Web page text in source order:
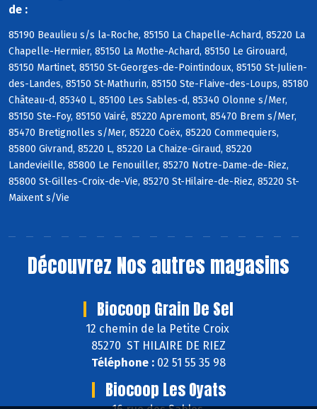
de :
85190 Beaulieu s/s la-Roche, 85150 La Chapelle-Achard, 85220 La
Chapelle-Hermier, 85150 La Mothe-Achard, 85150 Le Girouard,
85150 Martinet, 85150 St-Georges-de-Pointindoux, 85150 St-Julien-
des-Landes, 85150 St-Mathurin, 85150 Ste-Flaive-des-Loups, 85180
Château-d, 85340 L, 85100 Les Sables-d, 85340 Olonne s/Mer,
85150 Ste-Foy, 85150 Vairé, 85220 Apremont, 85470 Brem s/Mer,
85470 Bretignolles s/Mer, 85220 Coëx, 85220 Commequiers,
85800 Givrand, 85220 L, 85220 La Chaize-Giraud, 85220
Landevieille, 85800 Le Fenouiller, 85270 Notre-Dame-de-Riez,
85800 St-Gilles-Croix-de-Vie, 85270 St-Hilaire-de-Riez, 85220 St-
Maixent s/Vie
Découvrez Nos autres magasins
Biocoop Grain De Sel
12 chemin de la Petite Croix
85270 ST HILAIRE DE RIEZ
Téléphone : 02 51 55 35 98
Biocoop Les Oyats